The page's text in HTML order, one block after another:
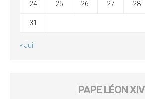
24 25 26 27 28
31
« Juil
PAPE LÉON XIV